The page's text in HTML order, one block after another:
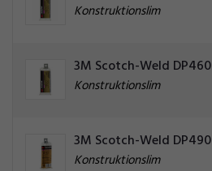
Konstruktionslim
3M Scotch-Weld DP460
Konstruktionslim
3M Scotch-Weld DP490
Konstruktionslim